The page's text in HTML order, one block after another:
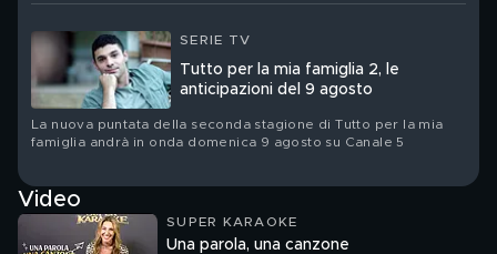
SERIE TV
Tutto per la mia famiglia 2, le
anticipazioni del 9 agosto
La nuova puntata della seconda stagione di Tutto per la mia
famiglia andrà in onda domenica 9 agosto su Canale 5
Video
SUPER KARAOKE
Una parola, una canzone